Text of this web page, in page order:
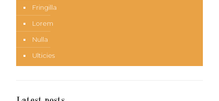
Fringilla
Lorem
Nulla
Ulticies